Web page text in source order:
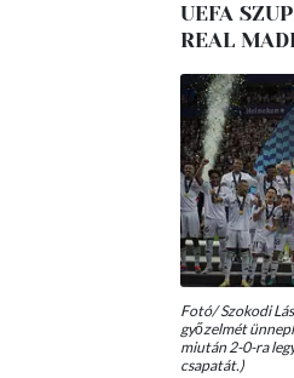
UEFA
REAL
Fotó/ Szokodi
győzelmét
miután 2-0-ra
csapatát.)